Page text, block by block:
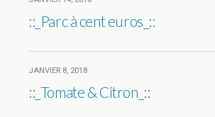
::_Parc à cent euros_::
JANVIER 8, 2018
::_Tomate & Citron_::